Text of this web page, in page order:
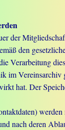
der
den
Verarbeitung
hat. Der
nach deren